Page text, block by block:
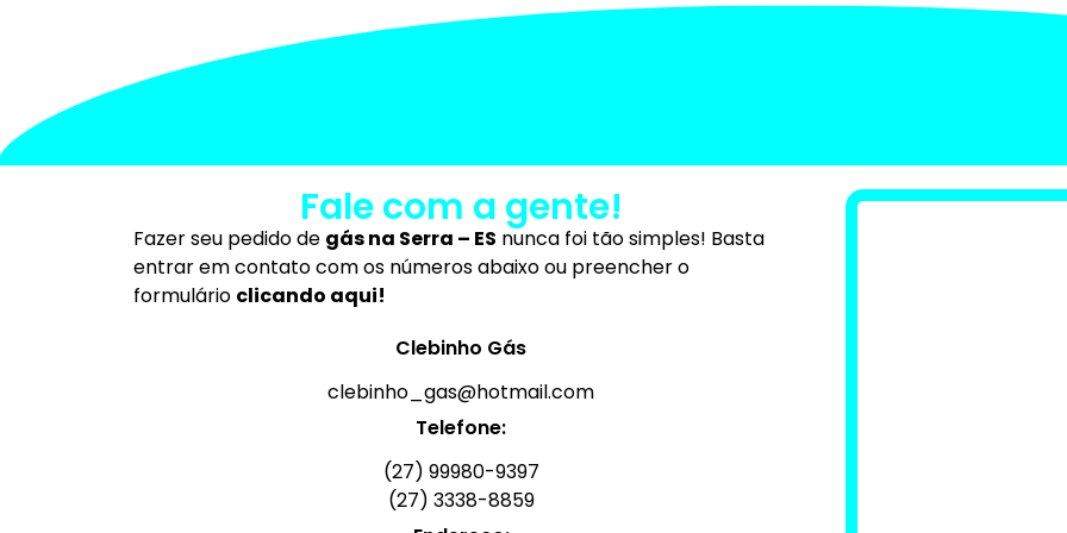
Fale com a gente!
Fazer seu pedido de gás na Serra – ES nunca foi tão simples! Basta
entrar em contato com os números abaixo ou preencher o
formulário clicando aqui!
Clebinho Gás
clebinho_gas@hotmail.com
Telefone:
(27) 99980-9397
(27) 3338-8859